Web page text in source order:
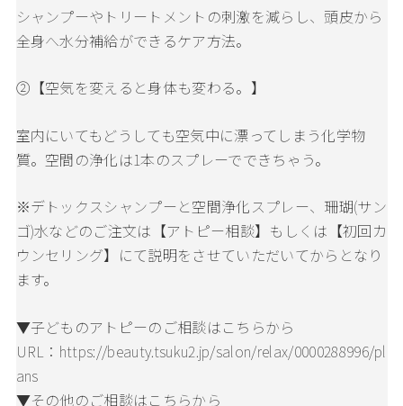
シャンプーやトリートメントの刺激を減らし、頭皮から
全身へ水分補給ができるケア方法。
②【空気を変えると身体も変わる。】
室内にいてもどうしても空気中に漂ってしまう化学物
質。空間の浄化は1本のスプレーでできちゃう。
※デトックスシャンプーと空間浄化スプレー、珊瑚(サン
ゴ)水などのご注文は【アトピー相談】もしくは【初回カ
ウンセリング】にて説明をさせていただいてからとなり
ます。
▼子どものアトピーのご相談はこちらから
URL： https://beauty.tsuku2.jp/salon/relax/0000288996/pl
ans
▼その他のご相談はこちらから